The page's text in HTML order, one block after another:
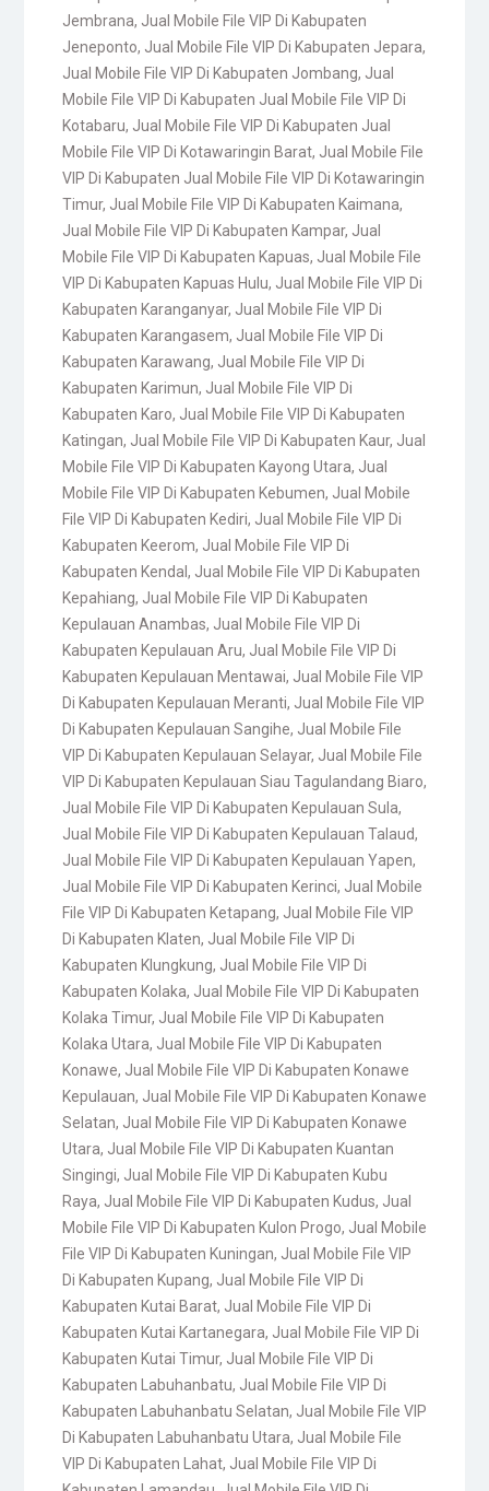
Jembrana, Jual Mobile File VIP Di Kabupaten
Jeneponto, Jual Mobile File VIP Di Kabupaten Jepara,
Jual Mobile File VIP Di Kabupaten Jombang, Jual
Mobile File VIP Di Kabupaten Jual Mobile File VIP Di
Kotabaru, Jual Mobile File VIP Di Kabupaten Jual
Mobile File VIP Di Kotawaringin Barat, Jual Mobile File
VIP Di Kabupaten Jual Mobile File VIP Di Kotawaringin
Timur, Jual Mobile File VIP Di Kabupaten Kaimana,
Jual Mobile File VIP Di Kabupaten Kampar, Jual
Mobile File VIP Di Kabupaten Kapuas, Jual Mobile File
VIP Di Kabupaten Kapuas Hulu, Jual Mobile File VIP Di
Kabupaten Karanganyar, Jual Mobile File VIP Di
Kabupaten Karangasem, Jual Mobile File VIP Di
Kabupaten Karawang, Jual Mobile File VIP Di
Kabupaten Karimun, Jual Mobile File VIP Di
Kabupaten Karo, Jual Mobile File VIP Di Kabupaten
Katingan, Jual Mobile File VIP Di Kabupaten Kaur, Jual
Mobile File VIP Di Kabupaten Kayong Utara, Jual
Mobile File VIP Di Kabupaten Kebumen, Jual Mobile
File VIP Di Kabupaten Kediri, Jual Mobile File VIP Di
Kabupaten Keerom, Jual Mobile File VIP Di
Kabupaten Kendal , Jual Mobile File VIP Di Kabupaten
Kepahiang, Jual Mobile File VIP Di Kabupaten
Kepulauan Anambas, Jual Mobile File VIP Di
Kabupaten Kepulauan Aru, Jual Mobile File VIP Di
Kabupaten Kepulauan Mentawai, Jual Mobile File VIP
Di Kabupaten Kepulauan Meranti, Jual Mobile File VIP
Di Kabupaten Kepulauan Sangihe, Jual Mobile File
VIP Di Kabupaten Kepulauan Selayar, Jual Mobile File
VIP Di Kabupaten Kepulauan Siau Tagulandang Biaro,
Jual Mobile File VIP Di Kabupaten Kepulauan Sula,
Jual Mobile File VIP Di Kabupaten Kepulauan Talaud,
Jual Mobile File VIP Di Kabupaten Kepulauan Yapen,
Jual Mobile File VIP Di Kabupaten Kerinci, Jual Mobile
File VIP Di Kabupaten Ketapang, Jual Mobile File VIP
Di Kabupaten Klaten, Jual Mobile File VIP Di
Kabupaten Klungkung, Jual Mobile File VIP Di
Kabupaten Kolaka, Jual Mobile File VIP Di Kabupaten
Kolaka Timur, Jual Mobile File VIP Di Kabupaten
Kolaka Utara, Jual Mobile File VIP Di Kabupaten
Konawe, Jual Mobile File VIP Di Kabupaten Konawe
Kepulauan, Jual Mobile File VIP Di Kabupaten Konawe
Selatan, Jual Mobile File VIP Di Kabupaten Konawe
Utara, Jual Mobile File VIP Di Kabupaten Kuantan
Singingi, Jual Mobile File VIP Di Kabupaten Kubu
Raya, Jual Mobile File VIP Di Kabupaten Kudus, Jual
Mobile File VIP Di Kabupaten Kulon Progo, Jual Mobile
File VIP Di Kabupaten Kuningan, Jual Mobile File VIP
Di Kabupaten Kupang, Jual Mobile File VIP Di
Kabupaten Kutai Barat, Jual Mobile File VIP Di
Kabupaten Kutai Kartanegara, Jual Mobile File VIP Di
Kabupaten Kutai Timur, Jual Mobile File VIP Di
Kabupaten Labuhanbatu, Jual Mobile File VIP Di
Kabupaten Labuhanbatu Selatan, Jual Mobile File VIP
Di Kabupaten Labuhanbatu Utara, Jual Mobile File
VIP Di Kabupaten Lahat, Jual Mobile File VIP Di